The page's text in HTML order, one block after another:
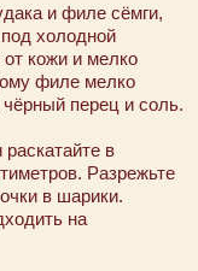
и филе сёмги,
холодной
кожи и мелко
филе мелко
перец и соль.
в
Разрежьте
в шарики.
на